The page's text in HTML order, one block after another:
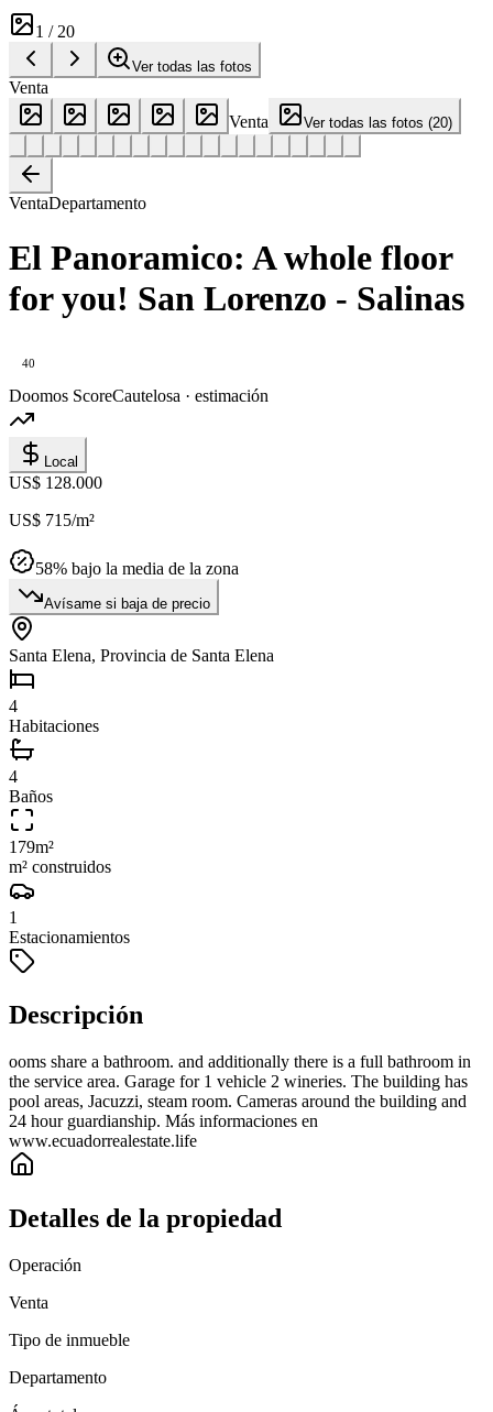
1 /20
Ver todas las fotos
Venta
Venta
Ver todas las fotos (20)
VentaDepartamento
El Panoramico: A whole floor
for you! San Lorenzo - Salinas
40
Doomos ScoreCautelosa · estimación
Local
US$ 128.000
US$ 715/m²
58% bajo la media de la zona
Avísame si baja de precio
Santa Elena, Provincia de Santa Elena
4
Habitaciones
4
Baños
179m²
m² construidos
1
Estacionamientos
Descripción
ooms share a bathroom. and additionally there is a full bathroom in
the service area. Garage for 1 vehicle 2 wineries. The building has
pool areas, Jacuzzi, steam room. Cameras around the building and
24 hour guardianship. Más informaciones en
www.ecuadorrealestate.life
Detalles de la propiedad
Operación
Venta
Tipo de inmueble
Departamento